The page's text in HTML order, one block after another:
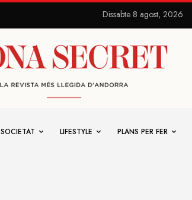
Dissabte 8 agost, 2026
SOCIETAT LIFESTYLE PLANS PER FER